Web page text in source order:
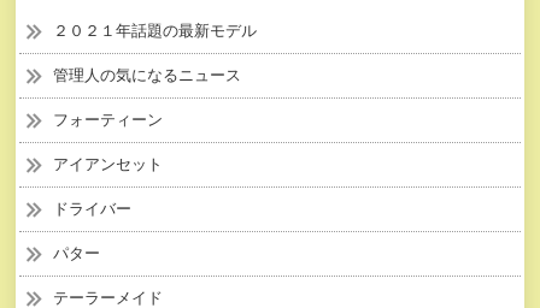
２０２１年話題の最新モデル
管理人の気になるニュース
フォーティーン
アイアンセット
ドライバー
パター
テーラーメイド